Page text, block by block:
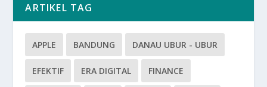
ARTIKEL TAG
APPLE BANDUNG DANAU UBUR - UBUR
EFEKTIF ERA DIGITAL FINANCE